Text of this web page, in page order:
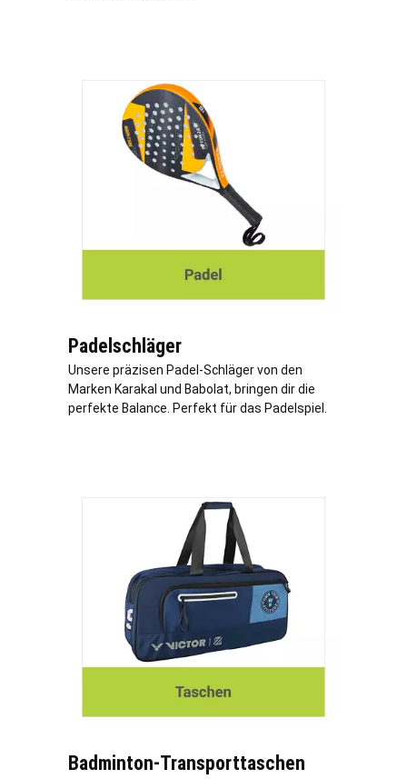
Padelschläger
Unsere präzisen Padel-Schläger von den
Marken Karakal und Babolat, bringen dir die
perfekte Balance. Perfekt für das Padelspiel.
Badminton-Transporttaschen